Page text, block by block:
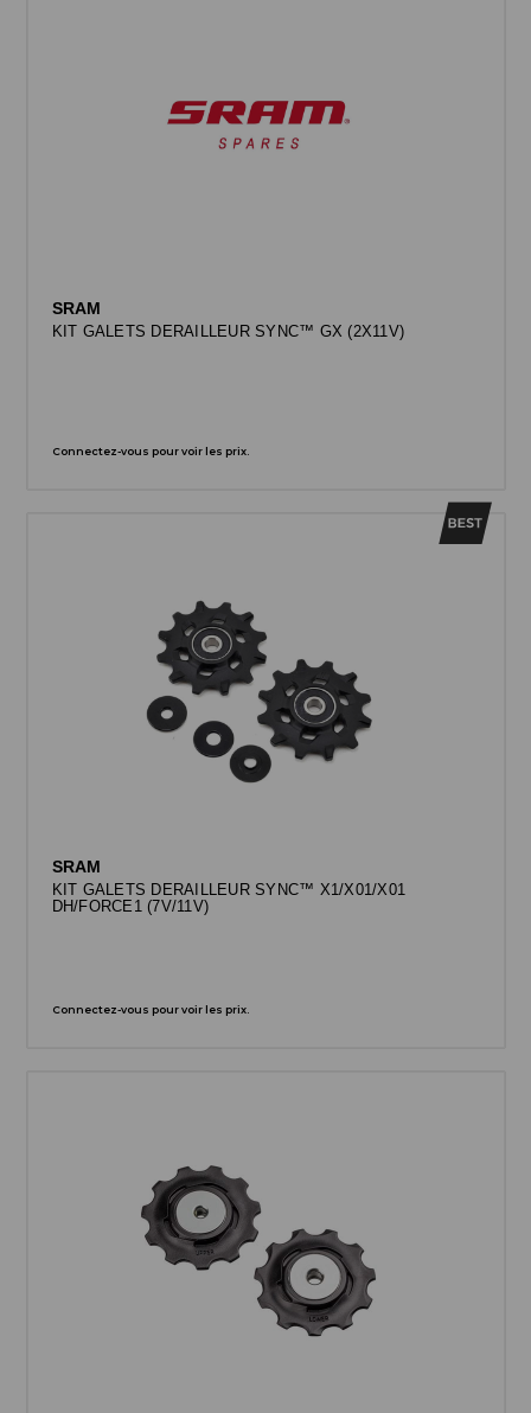
SRAM
KIT GALETS DERAILLEUR SYNC™ GX (2X11V)
Connectez-vous pour voir les prix.
SRAM
KIT GALETS DERAILLEUR SYNC™ X1/X01/X01
DH/FORCE1 (7V/11V)
Connectez-vous pour voir les prix.